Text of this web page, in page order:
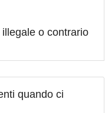
o contrario
quando ci